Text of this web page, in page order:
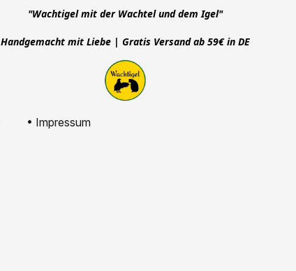
"Wachtigel mit der Wachtel und dem Igel"
Handgemacht mit Liebe | Gratis Versand ab 59€ in DE
• Impressum